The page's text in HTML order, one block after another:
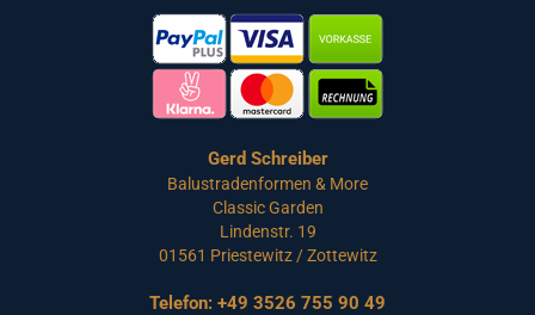
Gerd Schreiber
Balustradenformen & More
Classic Garden
Lindenstr. 19
01561 Priestewitz / Zottewitz
Telefon: +49 3526 755 90 49